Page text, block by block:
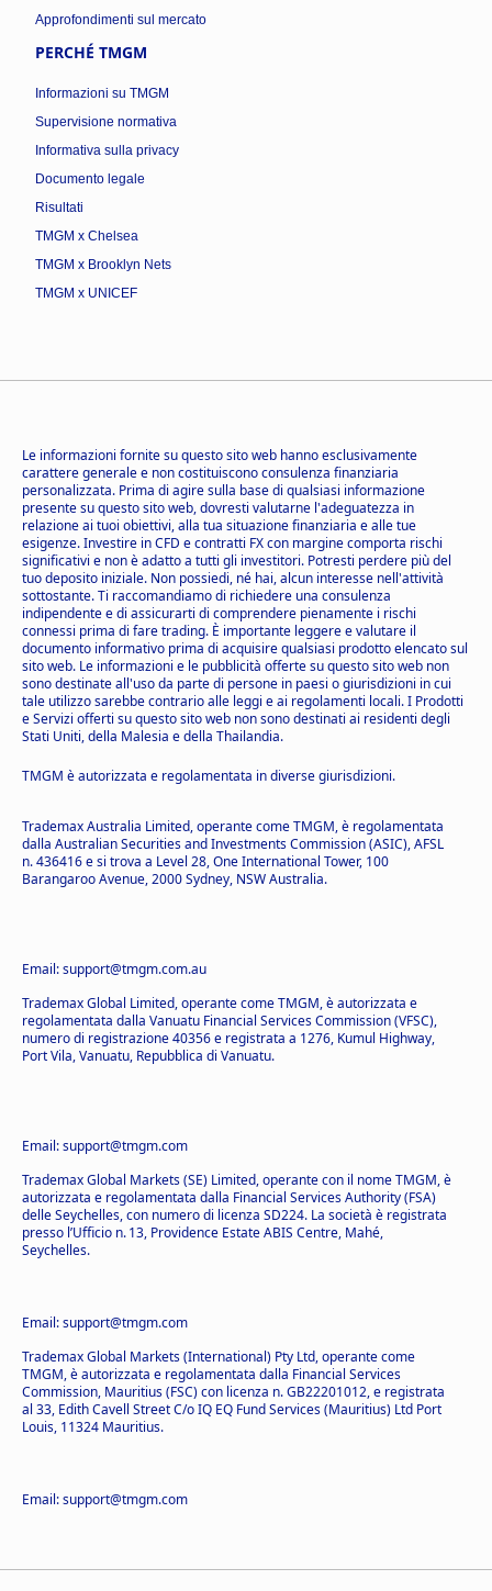
Approfondimenti sul mercato
PERCHÉ TMGM
Informazioni su TMGM
Supervisione normativa
Informativa sulla privacy
Documento legale
Risultati
TMGM x Chelsea
TMGM x Brooklyn Nets
TMGM x UNICEF
Le informazioni fornite su questo sito web hanno esclusivamente
carattere generale e non costituiscono consulenza finanziaria
personalizzata. Prima di agire sulla base di qualsiasi informazione
presente su questo sito web, dovresti valutarne l'adeguatezza in
relazione ai tuoi obiettivi, alla tua situazione finanziaria e alle tue
esigenze. Investire in CFD e contratti FX con margine comporta rischi
significativi e non è adatto a tutti gli investitori. Potresti perdere più del
tuo deposito iniziale. Non possiedi, né hai, alcun interesse nell'attività
sottostante. Ti raccomandiamo di richiedere una consulenza
indipendente e di assicurarti di comprendere pienamente i rischi
connessi prima di fare trading. È importante leggere e valutare il
documento informativo prima di acquisire qualsiasi prodotto elencato sul
sito web. Le informazioni e le pubblicità offerte su questo sito web non
sono destinate all'uso da parte di persone in paesi o giurisdizioni in cui
tale utilizzo sarebbe contrario alle leggi e ai regolamenti locali. I Prodotti
e Servizi offerti su questo sito web non sono destinati ai residenti degli
Stati Uniti, della Malesia e della Thailandia.
TMGM è autorizzata e regolamentata in diverse giurisdizioni.
Trademax Australia Limited, operante come TMGM, è regolamentata
dalla Australian Securities and Investments Commission (ASIC), AFSL
n. 436416 e si trova a Level 28, One International Tower, 100
Barangaroo Avenue, 2000 Sydney, NSW Australia.
Email: support@tmgm.com.au
Trademax Global Limited, operante come TMGM, è autorizzata e
regolamentata dalla Vanuatu Financial Services Commission (VFSC),
numero di registrazione 40356 e registrata a 1276, Kumul Highway,
Port Vila, Vanuatu, Repubblica di Vanuatu.
Email: support@tmgm.com
Trademax Global Markets (SE) Limited, operante con il nome TMGM, è
autorizzata e regolamentata dalla Financial Services Authority (FSA)
delle Seychelles, con numero di licenza SD224. La società è registrata
presso l’Ufficio n. 13, Providence Estate ABIS Centre, Mahé,
Seychelles.
Email: support@tmgm.com
Trademax Global Markets (International) Pty Ltd, operante come
TMGM, è autorizzata e regolamentata dalla Financial Services
Commission, Mauritius (FSC) con licenza n. GB22201012, e registrata
al 33, Edith Cavell Street C/o IQ EQ Fund Services (Mauritius) Ltd Port
Louis, 11324 Mauritius.
Email: support@tmgm.com